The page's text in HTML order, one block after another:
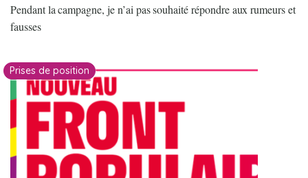
Pendant la campagne, je n’ai pas souhaité répondre aux rumeurs et
fausses
Prises de position